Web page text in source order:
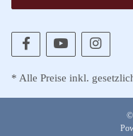
* Alle Preise inkl.
©